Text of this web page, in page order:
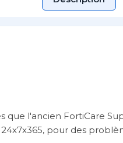
l'ancien FortiCare
pour des